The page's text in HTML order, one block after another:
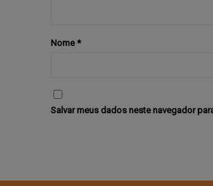
Nome *
Salvar meus dados neste navegador